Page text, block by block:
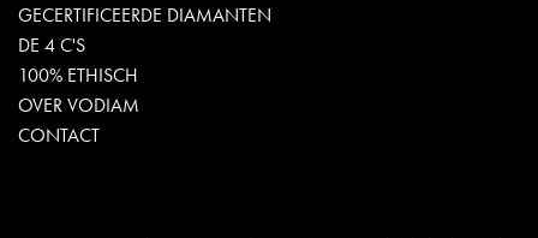
GECERTIFICEERDE DIAMANTEN
DE 4 C'S
100% ETHISCH
OVER VODIAM
CONTACT